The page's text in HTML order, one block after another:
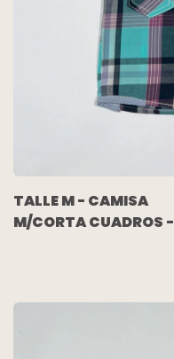
TALLE M - CAMISA
M/CORTA CUADROS -